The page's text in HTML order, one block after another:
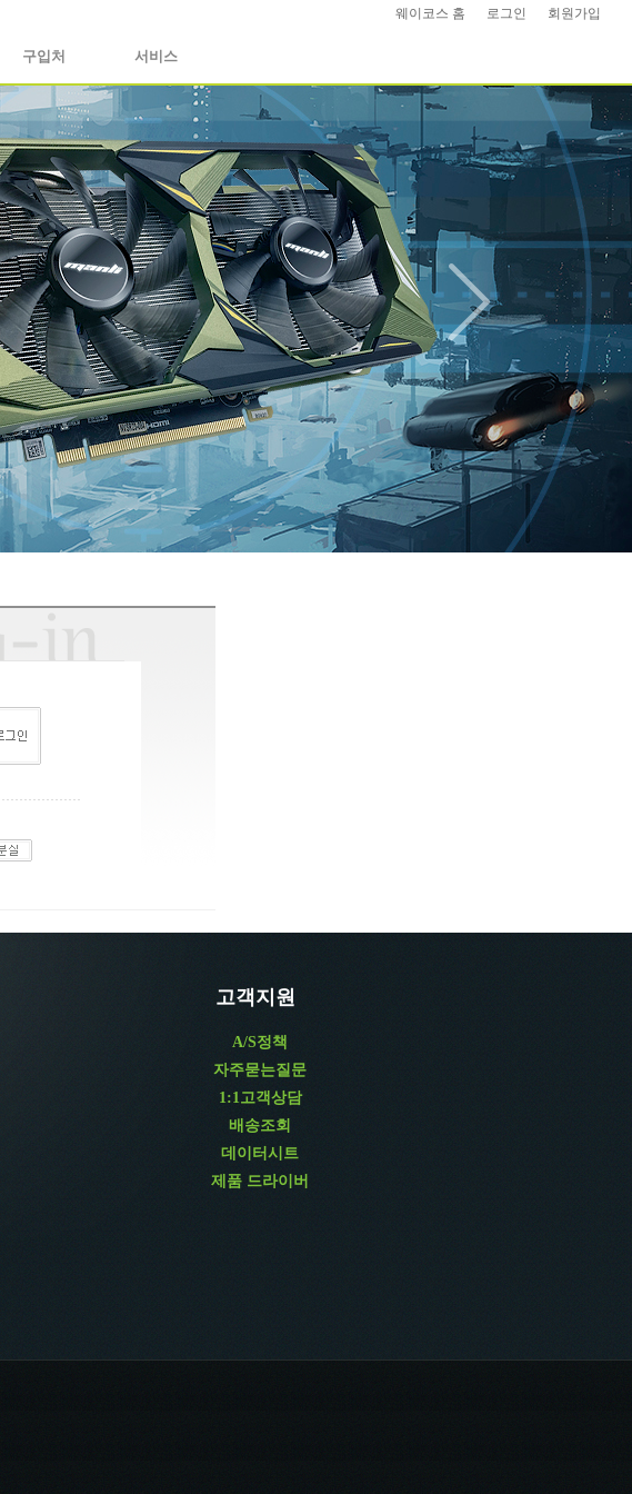
웨이코스 홈 로그인 회원가입
구입처 서비스
고객지원
A/S정책
자주묻는질문
1:1고객상담
배송조회
데이터시트
제품 드라이버